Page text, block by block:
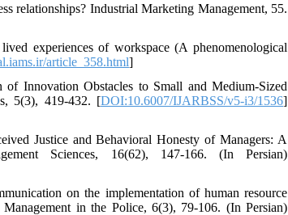
relationships? Industrial Marketing Management, 55.
experiences of workspace (A phenomenological
article_358.html]
Innovation Obstacles to Small and Medium-Sized
5(3), 419-432. [DOI:10.6007/IJARBSS/v5-i3/1536]
Justice and Behavioral Honesty of Managers: A
Sciences, 16(62), 147-166. (In Persian)
on the implementation of human resource
in the Police, 6(3), 79-106. (In Persian)